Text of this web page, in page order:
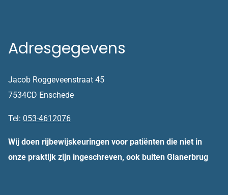
Adresgegevens
Jacob Roggeveenstraat 45
7534CD Enschede
Tel: 053-4612076
Wij doen rijbewijskeuringen voor patiënten die niet in
onze praktijk zijn ingeschreven, ook buiten Glanerbrug